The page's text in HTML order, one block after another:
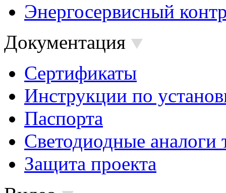
Энергосервисный
Документация
Сертификаты
Инструкции по
Паспорта
Светодиодные аналоги
Защита проекта